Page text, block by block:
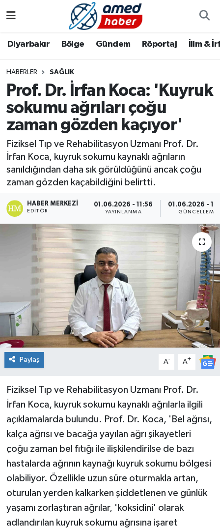
Diyarbakır Bölge Gündem Röportaj İlim &
HABERLER SAĞLIK
Prof. Dr. İrfan Koca: 'Kuyruk
sokumu ağrıları çoğu
zaman gözden kaçıyor'
Fiziksel Tıp ve Rehabilitasyon Uzmanı Prof. Dr.
İrfan Koca, kuyruk sokumu kaynaklı ağrıların
sanıldığından daha sık görüldüğünü ancak çoğu
zaman gözden kaçabildiğini belirtti.
HABER MERKEZI
EDITÖR
01.06.2026 - 11:56
YAYINLANMA
01.06.2026 -
GÜNCELLEME
Paylaş A- A+
Fiziksel Tıp ve Rehabilitasyon Uzmanı Prof. Dr.
İrfan Koca, kuyruk sokumu kaynaklı ağrılarla ilgili
açıklamalarda bulundu. Prof. Dr. Koca, 'Bel ağrısı,
kalça ağrısı ve bacağa yayılan ağrı şikayetleri
çoğu zaman bel fıtığı ile ilişkilendirilse de bazı
hastalarda ağrının kaynağı kuyruk sokumu bölgesi
olabiliyor. Özellikle uzun süre oturmakla artan,
oturulan yerden kalkarken şiddetlenen ve günlük
yaşamı zorlaştıran ağrılar, 'koksidini' olarak
adlandırılan kuyruk sokumu ağrısına işaret
Bölge
Röportaj
Foto Galeri
Aile
Asayiş
Bilim & Teknoloji
Dünya
Eğitim
Ekonomi
Genel
Güncel
Gündem
İlim & İrfan
Kültür & Sanat
KURDÎ
Sağlık
Siyaset
Spor
Yaşam
Diyarbakır Hava Durumu
Diyarbakır Namaz Vakitleri
Diyarbakır Trafik Yoğunluk Haritası
Tüm Manşetler
Son Dakika Haberleri
Haber Arşivi